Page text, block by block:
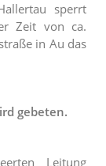
sperrt
Zeit von ca.
in Au das
gebeten.
Leitung